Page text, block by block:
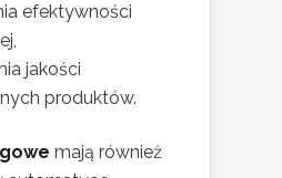
efektywności
jakości
produktów.
mają również